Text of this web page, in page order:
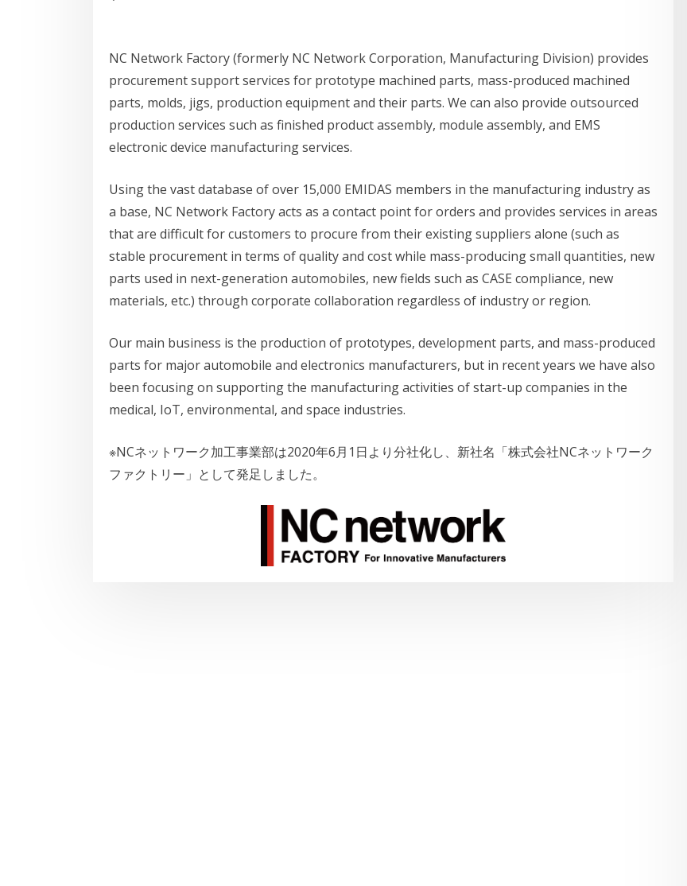
NC Network Factory (formerly NC Network Corporation, Manufacturing Division) provides
procurement support services for prototype machined parts, mass-produced machined
parts, molds, jigs, production equipment and their parts. We can also provide outsourced
production services such as finished product assembly, module assembly, and EMS
electronic device manufacturing services.
Using the vast database of over 15,000 EMIDAS members in the manufacturing industry as
a base, NC Network Factory acts as a contact point for orders and provides services in areas
that are difficult for customers to procure from their existing suppliers alone (such as
stable procurement in terms of quality and cost while mass-producing small quantities, new
parts used in next-generation automobiles, new fields such as CASE compliance, new
materials, etc.) through corporate collaboration regardless of industry or region.
Our main business is the production of prototypes, development parts, and mass-produced
parts for major automobile and electronics manufacturers, but in recent years we have also
been focusing on supporting the manufacturing activities of start-up companies in the
medical, IoT, environmental, and space industries.
※NCネットワーク加工事業部は2020年6月1日より分社化し、新社名「株式会社NCネットワーク
ファクトリー」として発足しました。